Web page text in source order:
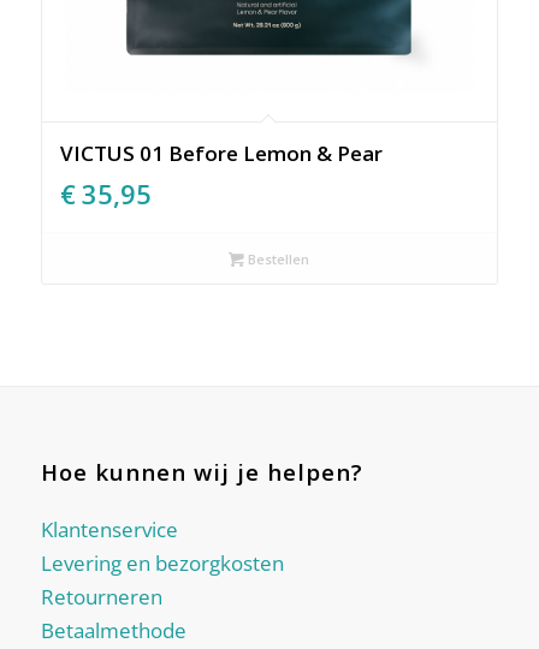
VICTUS 01 Before Lemon & Pear
€35,95
Bestellen
Hoe kunnen wij je helpen?
Klantenservice
Levering en bezorgkosten
Retourneren
Betaalmethode